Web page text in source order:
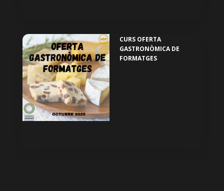
CURS OFERTA
GASTRONÒMICA DE
FORMATGES